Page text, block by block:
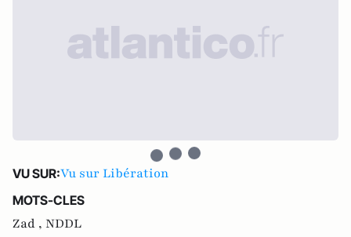
VU SUR:Vu sur Libération
MOTS-CLES
Zad , NDDL